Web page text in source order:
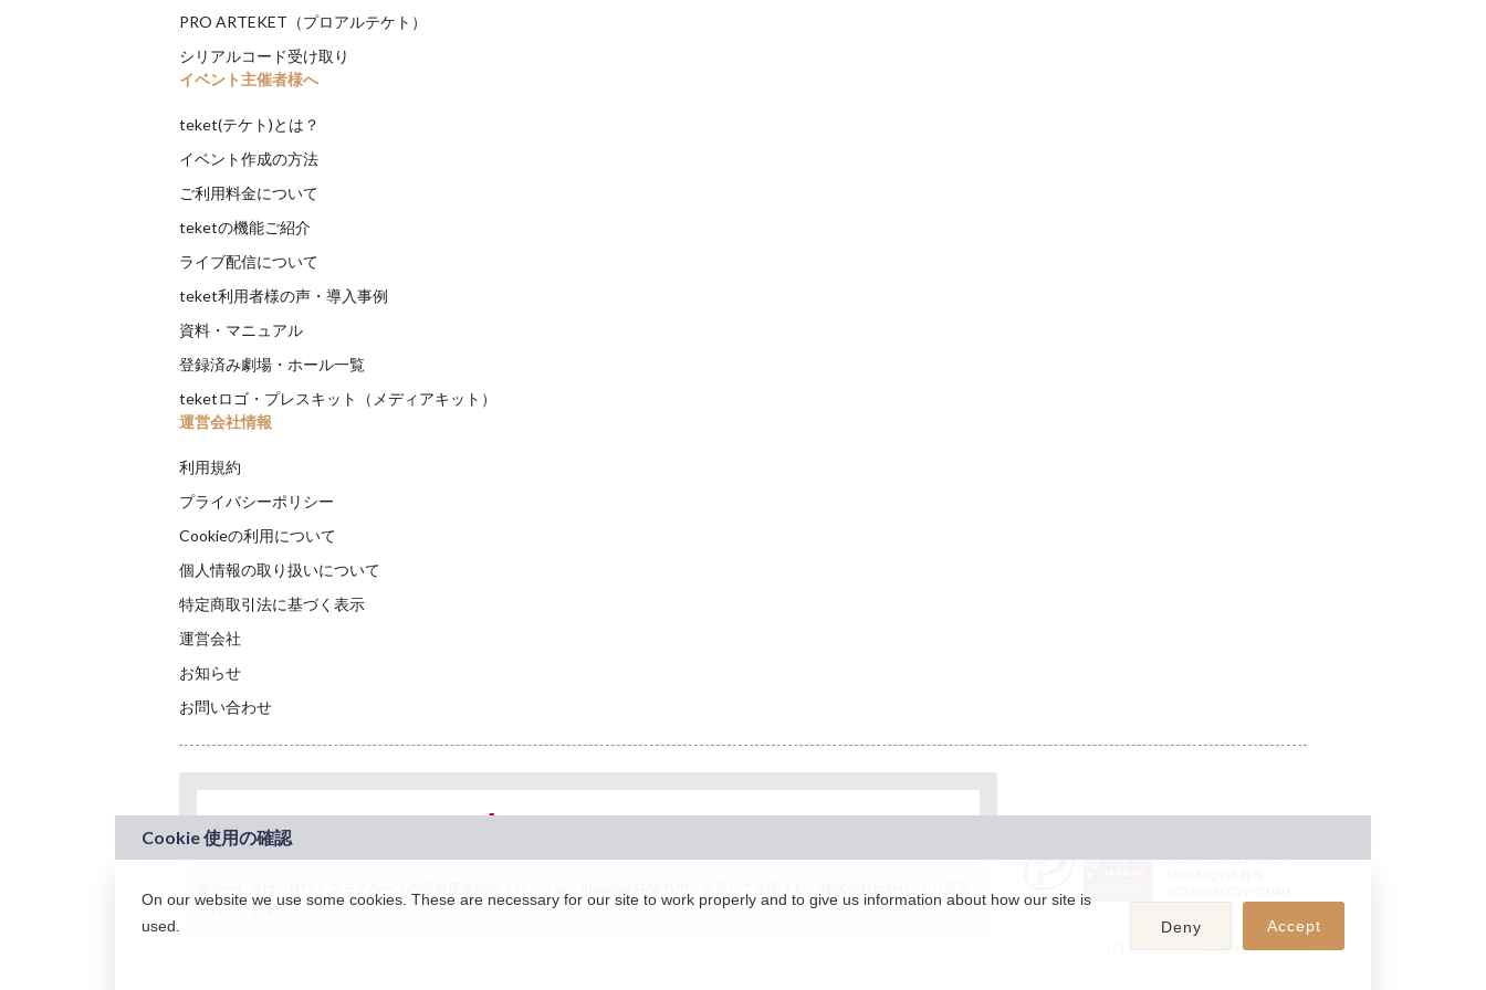
PRO ARTEKET（プロアルテケト）
シリアルコード受け取り
イベント主催者様へ
teket(テケト)とは？
イベント作成の方法
ご利用料金について
teketの機能ご紹介
ライブ配信について
teket利用者様の声・導入事例
資料・マニュアル
登録済み劇場・ホール一覧
teketロゴ・プレスキット（メディアキット）
運営会社情報
利用規約
プライバシーポリシー
Cookieの利用について
個人情報の取り扱いについて
特定商取引法に基づく表示
運営会社
お知らせ
お問い合わせ
されています。
9024936001Y45037
(C) 2026 teket. all rights reserved.
On our website we use some cookies. These are necessary for our site to work properly and to give us information about how our site is
used.
Deny Accept